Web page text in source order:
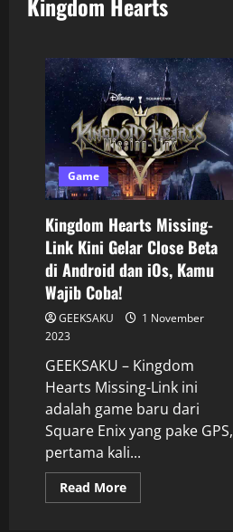
Game
Kingdom Hearts Missing-
Link Kini Gelar Close Beta
di Android dan iOs, Kamu
Wajib Coba!
GEEKSAKU
1 November
2023
GEEKSAKU – Kingdom
Hearts Missing-Link ini
adalah game baru dari
Square Enix yang pake GPS,
pertama kali...
Read More